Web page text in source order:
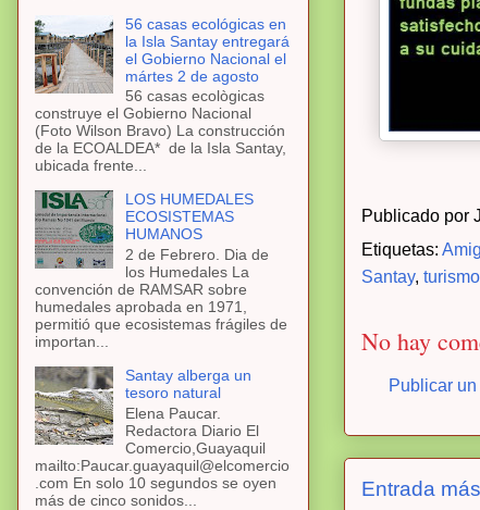
Publicado por
Etiquetas:
Santay,
No hay
Publicar
Entrada
56 casas ecológicas en
la Isla Santay entregará
el Gobierno Nacional el
mártes 2 de agosto
56 casas ecològicas
construye el Gobierno Nacional
(Foto Wilson Bravo) La construcción
de la ECOALDEA* de la Isla Santay,
ubicada frente...
LOS HUMEDALES
ECOSISTEMAS
HUMANOS
2 de Febrero. Dia de
los Humedales La
convención de RAMSAR sobre
humedales aprobada en 1971,
permitió que ecosistemas frágiles de
importan...
Santay alberga un
tesoro natural
Elena Paucar.
Redactora Diario El
Comercio,Guayaquil
mailto:Paucar.guayaquil@elcomercio
.com En solo 10 segundos se oyen
más de cinco sonidos...